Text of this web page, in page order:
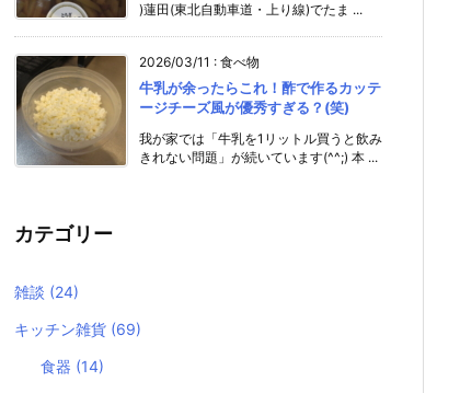
)蓮田(東北自動車道・上り線)でたま ...
2026/03/11 : 食べ物
牛乳が余ったらこれ！酢で作るカッテ
ージチーズ風が優秀すぎる？(笑)
我が家では「牛乳を1リットル買うと飲み
きれない問題」が続いています(^^;) 本 ...
カテゴリー
雑談 (24)
キッチン雑貨 (69)
食器 (14)